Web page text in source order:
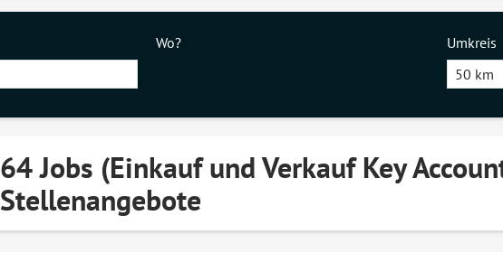
Wo?
Umkreis
50 km
64 Jobs (Einkauf und Verkauf Key
Stellenangebote